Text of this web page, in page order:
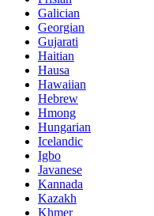
Galician
Georgian
Gujarati
Haitian
Hausa
Hawaiian
Hebrew
Hmong
Hungarian
Icelandic
Igbo
Javanese
Kannada
Kazakh
Khmer